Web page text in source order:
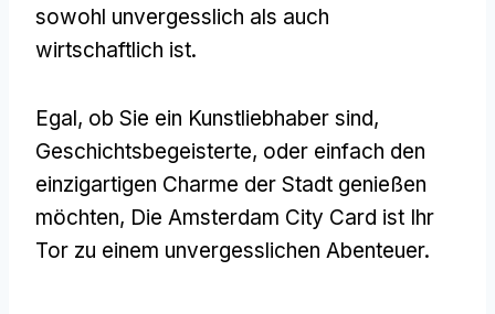
sowohl unvergesslich als auch
wirtschaftlich ist.
Egal, ob Sie ein Kunstliebhaber sind,
Geschichtsbegeisterte, oder einfach den
einzigartigen Charme der Stadt genießen
möchten, Die Amsterdam City Card ist Ihr
Tor zu einem unvergesslichen Abenteuer.